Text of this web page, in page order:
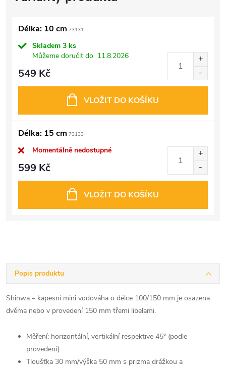
Délka: 10 cm 73131
Skladem 3 ks
Můžeme doručit do 11.8.2026
549 Kč
VLOŽIT DO KOŠÍKU
Délka: 15 cm 73133
Momentálně nedostupné
599 Kč
VLOŽIT DO KOŠÍKU
Popis produktu
Shinwa – kapesní mini vodováha o délce 100/150 mm je osazena
dvěma nebo v provedení 150 mm třemi libelami.
Měření: horizontální, vertikální respektive 45° (podle
provedení).
Tloušťka 30 mm/výška 50 mm s prizma drážkou a